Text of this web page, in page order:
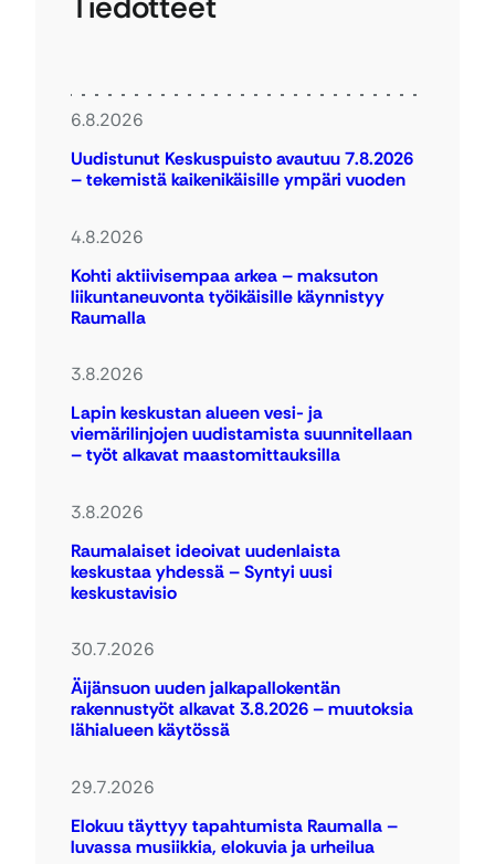
6.8.2026
Uudistunut Keskuspuisto avautuu 7.8.2026
– tekemistä kaikenikäisille ympäri vuoden
4.8.2026
Kohti aktiivisempaa arkea – maksuton
liikuntaneuvonta työikäisille käynnistyy
Raumalla
3.8.2026
Lapin keskustan alueen vesi- ja
viemärilinjojen uudistamista suunnitellaan
– työt alkavat maastomittauksilla
3.8.2026
Raumalaiset ideoivat uudenlaista
keskustaa yhdessä – Syntyi uusi
keskustavisio
30.7.2026
Äijänsuon uuden jalkapallokentän
rakennustyöt alkavat 3.8.2026 – muutoksia
lähialueen käytössä
29.7.2026
Elokuu täyttyy tapahtumista Raumalla –
luvassa musiikkia, elokuvia ja urheilua